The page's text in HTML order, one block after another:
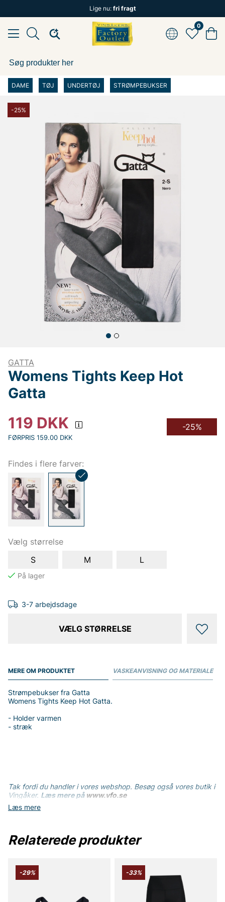
Lige nu: fri fragt
0
DAME TØJ UNDERTØJ STRØMPEBUKSER
-25%
GATTA
Womens Tights Keep Hot
Gatta
119 DKK
FØRPRIS 159.00 DKK
-25%
Findes i flere farver:
Vælg størrelse
S
M L
3-7 arbejdsdage
VÆLG STØRRELSE
MERE OM PRODUKTET
Læs mere
Strømpebukser fra Gatta
Womens Tights Keep Hot Gatta.
- Holder varmen
- stræk
Tak fordi du handler i vores webshop. Besøg også vores butik i
Vingåker. Læs mere på www.vfo.se
VASKEANVISNING OG MATERIALE
Relaterede produkter
-29% -33%